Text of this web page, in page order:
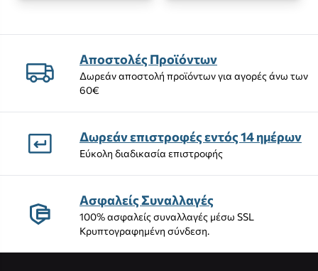
Αποστολές Προϊόντων
Δωρεάν αποστολή προϊόντων για αγορές άνω των
60€
Δωρεάν επιστροφές εντός 14 ημέρων
Εύκολη διαδικασία επιστροφής
Ασφαλείς Συναλλαγές
100% ασφαλείς συναλλαγές μέσω SSL
Κρυπτογραφημένη σύνδεση.